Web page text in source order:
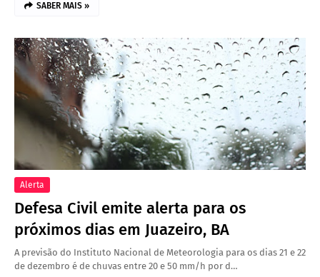
SABER MAIS »
Alerta
Defesa Civil emite alerta para os
próximos dias em Juazeiro, BA
A previsão do Instituto Nacional de Meteorologia para os dias 21 e 22
de dezembro é de chuvas entre 20 e 50 mm/h por d…